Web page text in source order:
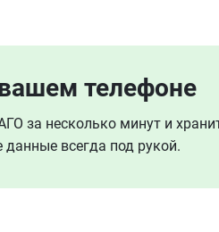
телефоне
за несколько минут и
данные всегда под рукой.